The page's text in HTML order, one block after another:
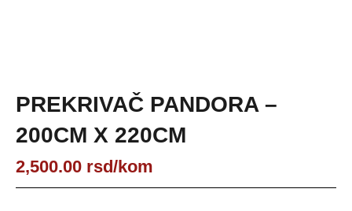
PREKRIVAČ PANDORA –
200CM X 220CM
2,500.00 rsd/kom